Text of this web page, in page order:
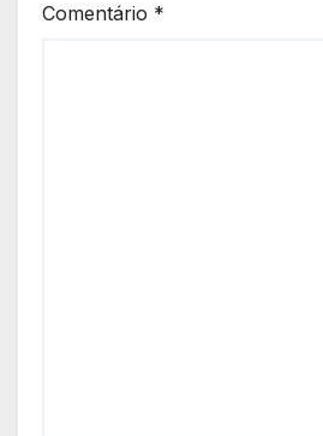
Comentário *